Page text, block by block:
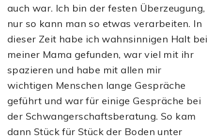
auch war. Ich bin der festen Überzeugung,
nur so kann man so etwas verarbeiten. In
dieser Zeit habe ich wahnsinnigen Halt bei
meiner Mama gefunden, war viel mit ihr
spazieren und habe mit allen mir
wichtigen Menschen lange Gespräche
geführt und war für einige Gespräche bei
der Schwangerschaftsberatung. So kam
dann Stück für Stück der Boden unter